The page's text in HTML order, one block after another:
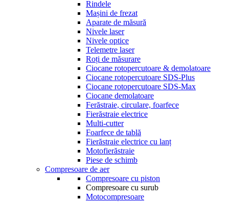
Rindele
Mașini de frezat
Aparate de măsură
Nivele laser
Nivele optice
Telemetre laser
Roți de măsurare
Ciocane rotopercutoare & demolatoare
Ciocane rotopercutoare SDS-Plus
Ciocane rotopercutoare SDS-Max
Ciocane demolatoare
Ferăstraie, circulare, foarfece
Fierăstraie electrice
Multi-cutter
Foarfece de tablă
Fierăstraie electrice cu lanț
Motofierăstraie
Piese de schimb
Compresoare de aer
Compresoare cu piston
Compresoare cu surub
Motocompresoare